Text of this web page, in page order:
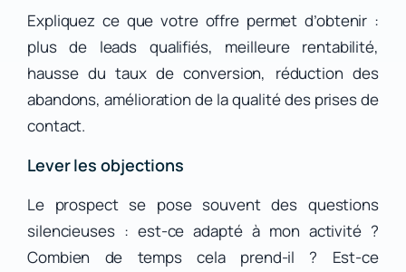
Expliquez ce que votre offre permet d’obtenir :
plus de leads qualifiés, meilleure rentabilité,
hausse du taux de conversion, réduction des
abandons, amélioration de la qualité des prises de
contact.
Lever les objections
Le prospect se pose souvent des questions
silencieuses : est-ce adapté à mon activité ?
Combien de temps cela prend-il ? Est-ce